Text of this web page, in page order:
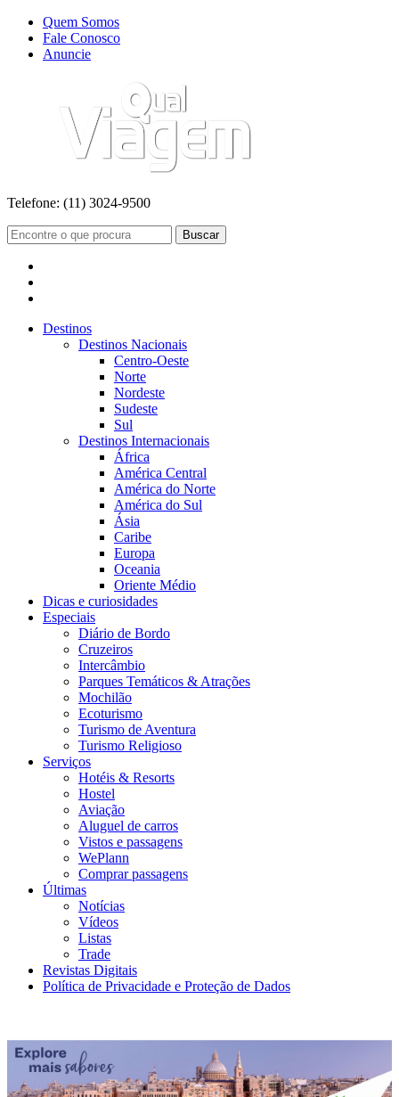
Quem Somos
Fale Conosco
Anuncie
Telefone: (11) 3024-9500
Buscar
Destinos
Destinos Nacionais
Centro-Oeste
Norte
Nordeste
Sudeste
Sul
Destinos Internacionais
África
América Central
América do Norte
América do Sul
Ásia
Caribe
Europa
Oceania
Oriente Médio
Dicas e curiosidades
Especiais
Diário de Bordo
Cruzeiros
Intercâmbio
Parques Temáticos & Atrações
Mochilão
Ecoturismo
Turismo de Aventura
Turismo Religioso
Serviços
Hotéis & Resorts
Hostel
Aviação
Aluguel de carros
Vistos e passagens
WePlann
Comprar passagens
Últimas
Notícias
Vídeos
Listas
Trade
Revistas Digitais
Política de Privacidade e Proteção de Dados